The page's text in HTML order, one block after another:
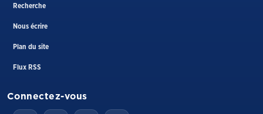
Recherche
Nous écrire
Plan du site
Flux RSS
Connectez-vous